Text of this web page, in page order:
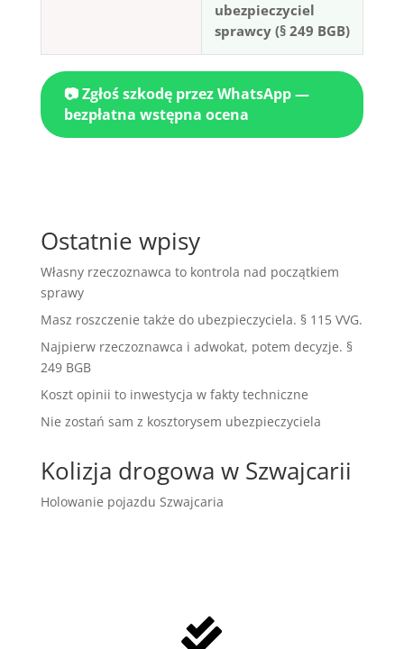
ubezpieczyciel
sprawcy (§ 249 BGB)
📷 Zgłoś szkodę przez WhatsApp —
bezpłatna wstępna ocena
Ostatnie wpisy
Własny rzeczoznawca to kontrola nad początkiem
sprawy
Masz roszczenie także do ubezpieczyciela. § 115 VVG.
Najpierw rzeczoznawca i adwokat, potem decyzje. §
249 BGB
Koszt opinii to inwestycja w fakty techniczne
Nie zostań sam z kosztorysem ubezpieczyciela
Kolizja drogowa w Szwajcarii
Holowanie pojazdu Szwajcaria
